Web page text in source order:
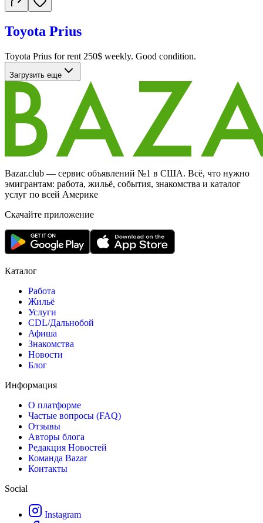
Toyota Prius
Toyota Prius for rent 250$ weekly. Good condition.
Загрузить еще
Bazar.club — сервис объявлений №1 в США. Всё, что нужно
эмигрантам: работа, жильё, события, знакомства и каталог
услуг по всей Америке
Скачайте приложение
Каталог
Работа
Жильё
Услуги
CDL/Дальнобой
Афиша
Знакомства
Новости
Блог
Информация
О платформе
Частые вопросы (FAQ)
Отзывы
Авторы блога
Редакция Новостей
Команда Bazar
Контакты
Social
Instagram